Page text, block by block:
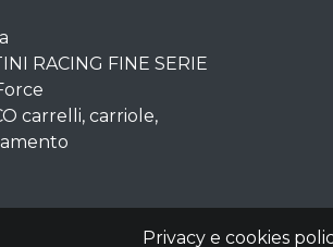
RACING FINE SERIE
carrelli, carriole,
Privacy e cookies